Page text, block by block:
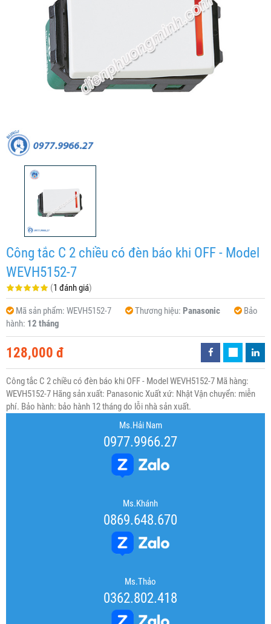
Công tắc C 2 chiều có đèn báo khi OFF - Model
WEVH5152-7
(1 đánh giá)
Mã sản phẩm: WEVH5152-7 Thương hiệu: Panasonic
Bảo
hành: 12 tháng
128,000 đ
Công tắc C 2 chiều có đèn báo khi OFF - Model WEVH5152-7 Mã hàng:
WEVH5152-7 Hãng sản xuất: Panasonic Xuất xứ: Nhật Vận chuyển: miễn
phí. Bảo hành: bảo hành 12 tháng do lỗi nhà sản xuất.
Ms.Hải Nam
0977.9966.27
Ms.Khánh
0869.648.670
Ms.Thảo
0362.802.418